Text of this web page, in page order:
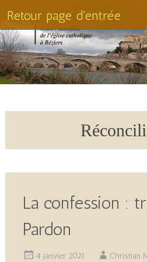
Retour page d'entrée
La confession :
Pardon
4 janvier 2021 Christian